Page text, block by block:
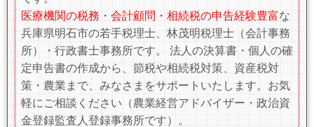
医療機関の税務・会計顧問・相続税の申告経験豊富な
兵庫県明石市の若手税理士、林茂明税理士（会計事務
所）・行政書士事務所です。 法人の決算書・個人の確
定申告書の作成から、節税や相続税対策、資産税対
策・農業まで、みなさまをサポートいたします。お気
軽にご相談ください（農業経営アドバイザー・政治資
金登録監査人登録事務所です）。